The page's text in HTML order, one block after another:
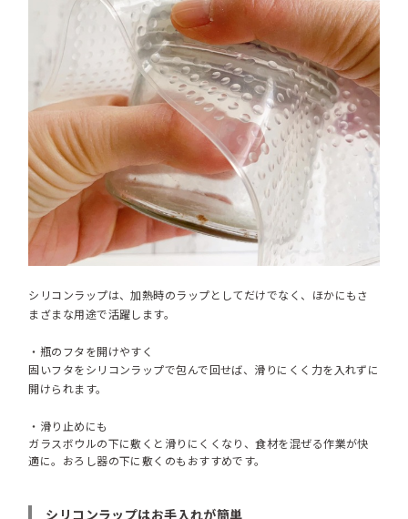
シリコンラップは、加熱時のラップとしてだけでなく、ほかにもさ
まざまな用途で活躍します。
・瓶のフタを開けやすく
固いフタをシリコンラップで包んで回せば、滑りにくく力を入れずに
開けられます。
・滑り止めにも
ガラスボウルの下に敷くと滑りにくくなり、食材を混ぜる作業が快
適に。おろし器の下に敷くのもおすすめです。
シリコンラップはお手入れが簡単